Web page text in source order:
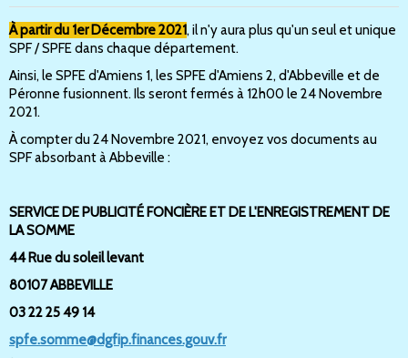
À partir du 1er Décembre 2021, il n'y aura plus qu'un seul et unique
SPF / SPFE dans chaque département.
Ainsi, le SPFE d'Amiens 1, les SPFE d'Amiens 2, d'Abbeville et de
Péronne fusionnent. Ils seront fermés à 12h00 le 24 Novembre
2021.
À compter du 24 Novembre 2021, envoyez vos documents au
SPF absorbant à Abbeville :
SERVICE DE PUBLICITÉ FONCIÈRE ET DE L'ENREGISTREMENT DE
LA SOMME
44 Rue du soleil levant
80107 ABBEVILLE
03 22 25 49 14
spfe.somme@dgfip.finances.gouv.fr